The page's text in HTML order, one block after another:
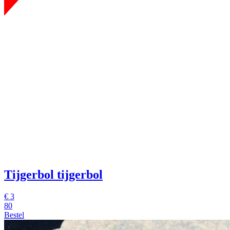
Tijgerbol tijgerbol
€ 3
80
Bestel